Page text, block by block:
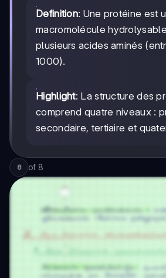
Definition: Une protéine est
macromolécule
plusieurs acides aminés
1000).
Highlight: La structure des
comprend quatre niveaux :
secondaire, tertiaire et
8 of 8